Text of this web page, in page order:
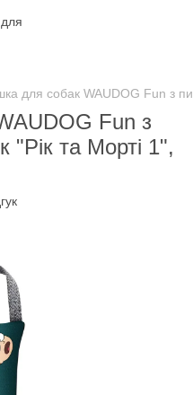
для собак WAUDOG Fun з
Fun з
та Морті 1",